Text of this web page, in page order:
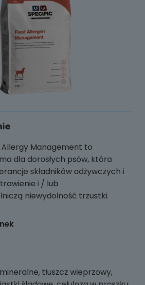
Allergy Management to
dla dorosłych psów, która
składników odżywczych i
i / lub
niewydolność trzustki.
tłuszcz wieprzowy,